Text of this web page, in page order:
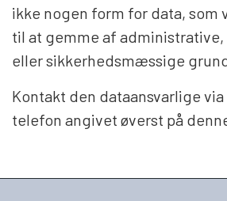
ikke nogen form for data, som
til at gemme af
eller sikkerhedsmæssige
Kontakt den dataansvarlige
telefon angivet øverst på